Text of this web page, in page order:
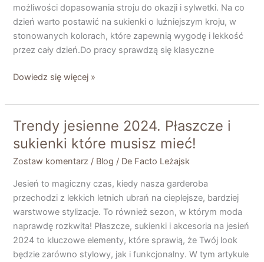
możliwości dopasowania stroju do okazji i sylwetki. Na co
dzień warto postawić na sukienki o luźniejszym kroju, w
stonowanych kolorach, które zapewnią wygodę i lekkość
przez cały dzień.Do pracy sprawdzą się klasyczne
Dowiedz się więcej »
Trendy jesienne 2024. Płaszcze i
sukienki które musisz mieć!
Zostaw komentarz / Blog / De Facto Leżajsk
Jesień to magiczny czas, kiedy nasza garderoba
przechodzi z lekkich letnich ubrań na cieplejsze, bardziej
warstwowe stylizacje. To również sezon, w którym moda
naprawdę rozkwita! Płaszcze, sukienki i akcesoria na jesień
2024 to kluczowe elementy, które sprawią, że Twój look
będzie zarówno stylowy, jak i funkcjonalny. W tym artykule
Trendy
jesienne
2024.
Płaszcze
sukienki
które
musisz
mieć!